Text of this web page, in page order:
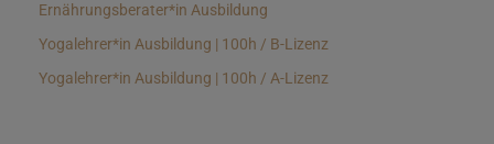
Ernährungsberater*in Ausbildung
Yogalehrer*in Ausbildung | 100h / B-Lizenz
Yogalehrer*in Ausbildung | 100h / A-Lizenz